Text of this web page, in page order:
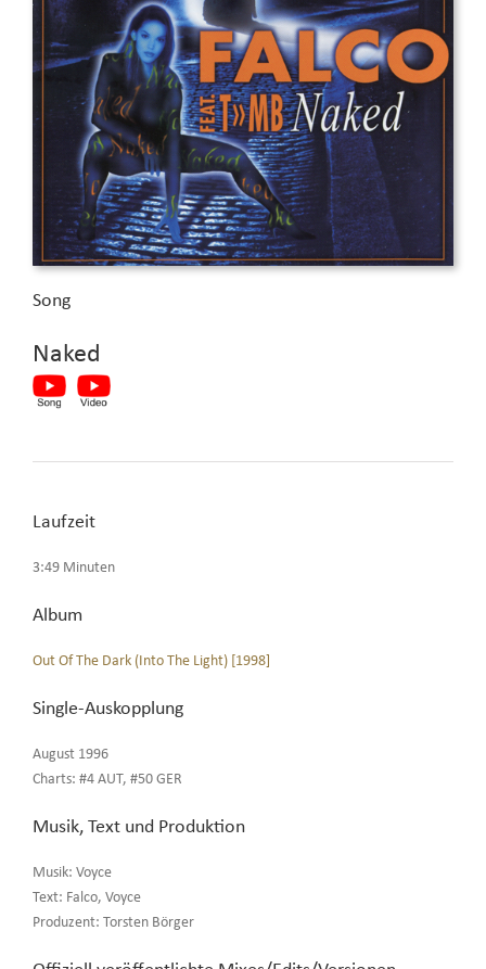
Song
Naked
Laufzeit
3:49 Minuten
Album
Out Of The Dark (Into The Light) [1998]
Single-Auskopplung
August 1996
Charts: #4 AUT, #50 GER
Musik, Text und Produktion
Musik: Voyce
Text: Falco, Voyce
Produzent: Torsten Börger